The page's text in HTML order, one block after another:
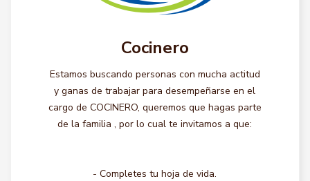
Cocinero
Estamos buscando personas con mucha actitud
y ganas de trabajar para desempeñarse en el
cargo de COCINERO, queremos que hagas parte
de la familia , por lo cual te invitamos a que:
- Completes tu hoja de vida.